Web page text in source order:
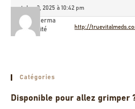
octobre 3, 2025 à 10:42 pm
Williamserma
Invité
http://
Catégories
Disponible pour allez grimper